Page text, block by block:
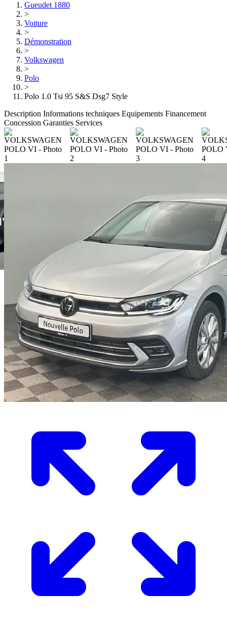
Gueudet 1880
>
Voiture
>
Démonstration
>
Volkswagen
>
Polo
>
Polo 1.0 Tsi 95 S&S Dsg7 Style
Description Informations techniques Equipements Financement
Concession Garanties Services